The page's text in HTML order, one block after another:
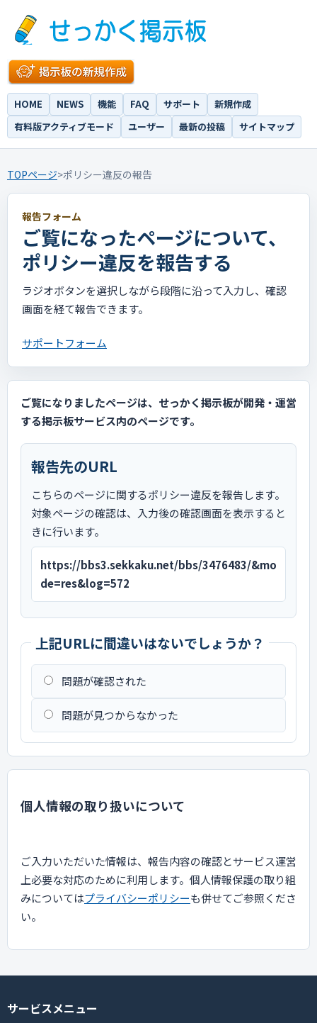
HOME NEWS 機能 FAQ サポート
新規作成
有料版アクティブモード
ユーザー 最新の投稿 サイトマップ
TOPページ>ポリシー違反の報告
報告フォーム
ご覧になったページについて、
ポリシー違反を報告する
ラジオボタンを選択しながら段階に沿って入力し、確認
画面を経て報告できます。
サポートフォーム
ご覧になりましたページは、せっかく掲示板が開発・運営
する掲示板サービス内のページです。
報告先のURL
こちらのページに関するポリシー違反を報告します。
対象ページの確認は、入力後の確認画面を表示すると
きに行います。
https://bbs3.sekkaku.net/bbs/3476483/&mo
de=res&log=572
上記URLに間違いはないでしょうか？
問題が確認された
問題が見つからなかった
個人情報の取り扱いについて
ご入力いただいた情報は、報告内容の確認とサービス運営
上必要な対応のために利用します。個人情報保護の取り組
みについてはプライバシーポリシーも併せてご参照くださ
い。
サービスメニュー